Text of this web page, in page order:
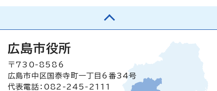
広島市役所
〒730-8586
広島市中区国泰寺町一丁目6番34号
代表電話：082-245-2111